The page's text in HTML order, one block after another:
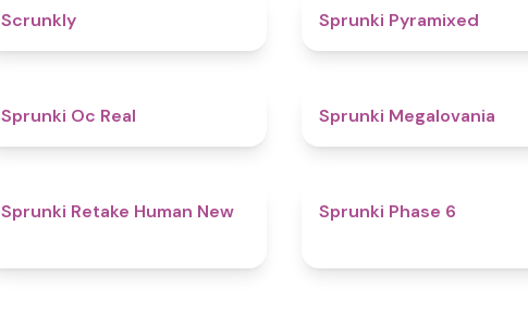
Scrunkly Sprunki Pyramixed
Sprunki Oc Real Sprunki Megalovania
Sprunki Retake Human New Sprunki Phase 6